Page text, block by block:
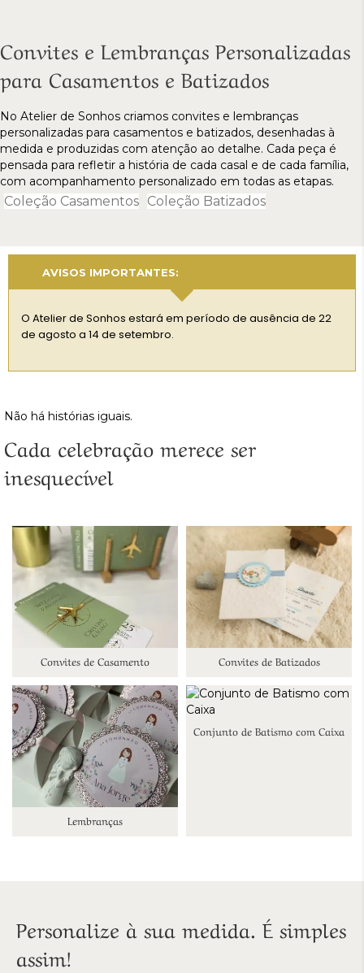
Convites e Lembranças Personalizadas
para Casamentos e Batizados
No Atelier de Sonhos criamos convites e lembranças
personalizadas para casamentos e batizados, desenhadas à
medida e produzidas com atenção ao detalhe. Cada peça é
pensada para refletir a história de cada casal e de cada família,
com acompanhamento personalizado em todas as etapas.
Coleção Casamentos Coleção Batizados
AVISOS IMPORTANTES:
O Atelier de Sonhos estará em período de ausência de 22
de agosto a 14 de setembro.
Não há histórias iguais.
Cada celebração merece ser
inesquecível
Convites de Casamento Convites de Batizados
Lembranças
Conjunto de Batismo com Caixa
Personalize à sua medida. É simples
assim!